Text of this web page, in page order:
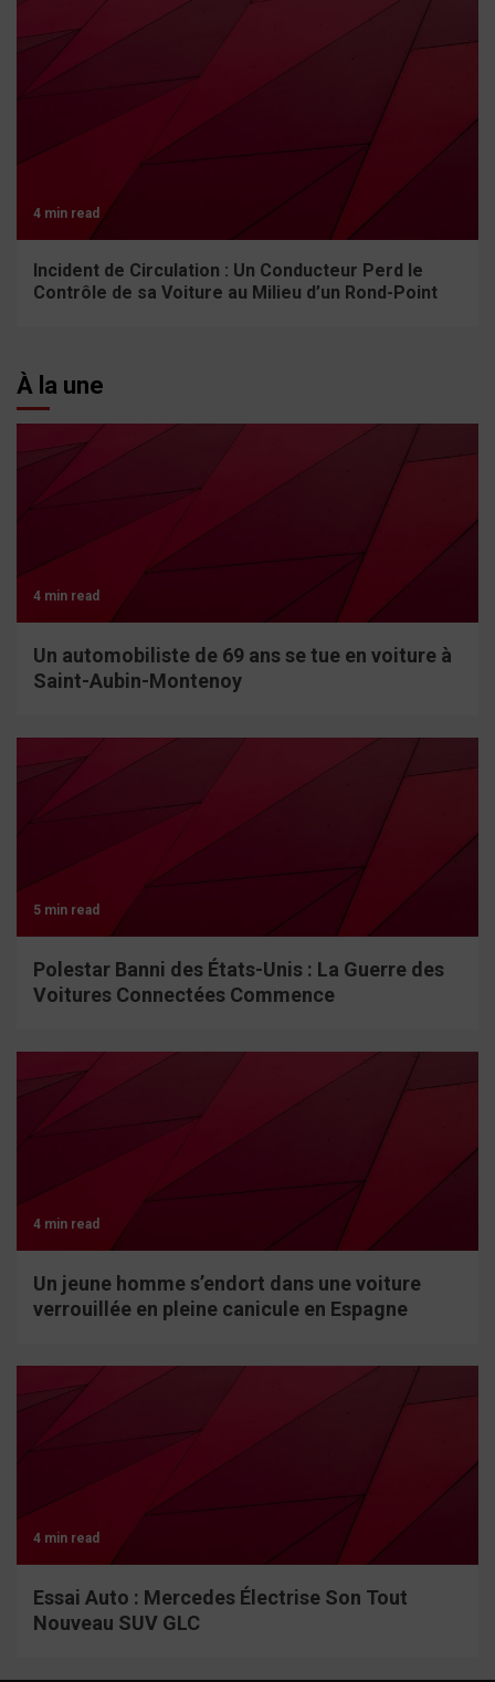
4 min read
Incident de Circulation : Un Conducteur Perd le
Contrôle de sa Voiture au Milieu d’un Rond-Point
À la une
4 min read
Un automobiliste de 69 ans se tue en voiture à
Saint-Aubin-Montenoy
5 min read
Polestar Banni des États-Unis : La Guerre des
Voitures Connectées Commence
4 min read
Un jeune homme s’endort dans une voiture
verrouillée en pleine canicule en Espagne
4 min read
Essai Auto : Mercedes Électrise Son Tout
Nouveau SUV GLC